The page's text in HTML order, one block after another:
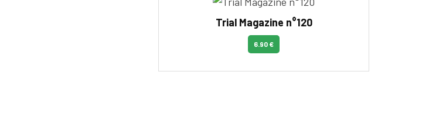
Trial Magazine n°120
6.90 €